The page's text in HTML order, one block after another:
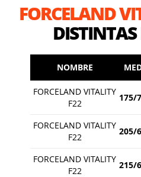
FORCELAND
NOMBRE
FORCELAND VITALITY
F22
175/
FORCELAND VITALITY
F22
205/
FORCELAND VITALITY
F22
215/